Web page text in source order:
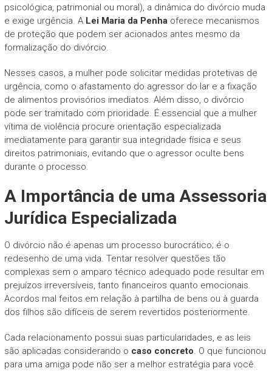
psicológica, patrimonial ou moral), a dinâmica do divórcio muda
e exige urgência. A Lei Maria da Penhaoferece mecanismos
de proteção que podem ser acionados antes mesmo da
formalização do divórcio.
Nesses casos, a mulher pode solicitar medidas protetivas de
urgência, como o afastamento do agressor do lar e a fixação
de alimentos provisórios imediatos. Além disso, o divórcio
pode ser tramitado com prioridade. É essencial que a mulher
vítima de violência procure orientação especializada
imediatamente para garantir sua integridade física e seus
direitos patrimoniais, evitando que o agressor oculte bens
durante o processo.
A Importância de uma Assessoria
Jurídica Especializada
O divórcio não é apenas um processo burocrático; é o
redesenho de uma vida. Tentar resolver questões tão
complexas sem o amparo técnico adequado pode resultar em
prejuízos irreversíveis, tanto financeiros quanto emocionais.
Acordos mal feitos em relação à partilha de bens ou à guarda
dos filhos são difíceis de serem revertidos posteriormente.
Cada relacionamento possui suas particularidades, e as leis
são aplicadas considerando o caso concreto. O que funcionou
para uma amiga pode não ser a melhor estratégia para você.